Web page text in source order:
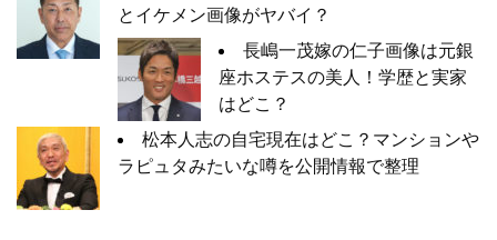
とイケメン画像がヤバイ？
長嶋一茂嫁の仁子画像は元銀
座ホステスの美人！学歴と実家
はどこ？
松本人志の自宅現在はどこ？マンションや
ラピュタみたいな噂を公開情報で整理